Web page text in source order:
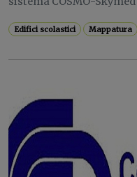
Edifici scolastici Mappatura